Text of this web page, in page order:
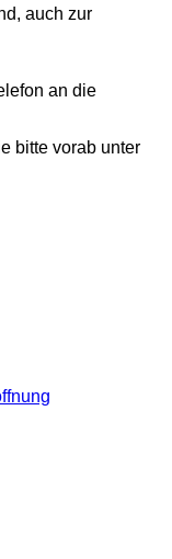
auch zur
an die
bitte vorab unter